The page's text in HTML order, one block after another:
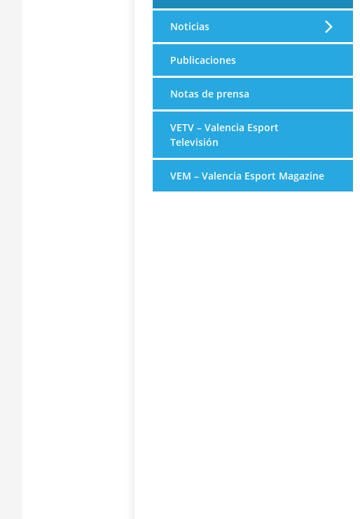
Noticias
Publicaciones
Notas de prensa
VETV – Valencia Esport
Televisión
VEM – Valencia Esport Magazine